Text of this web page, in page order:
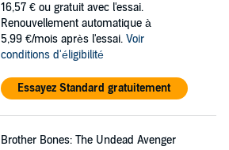
16,57 € ou gratuit avec l'essai.
Renouvellement automatique à
5,99 €/mois après l'essai. Voir
conditions d'éligibilité
Essayez Standard gratuitement
Brother Bones: The Undead Avenger